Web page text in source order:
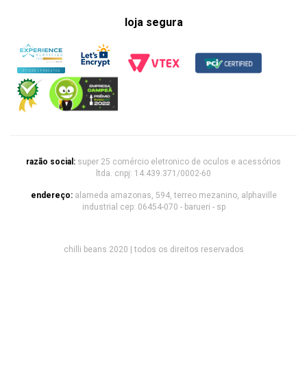
loja segura
razão social: super 25 comércio eletronico de oculos e acessórios
ltda. cnpj: 14.439.371/0002-60
endereço: alameda amazonas, 594, terreo mezanino, alphaville
industrial cep: 06454-070 - barueri - sp
chilli beans 2020 | todos os direitos reservados